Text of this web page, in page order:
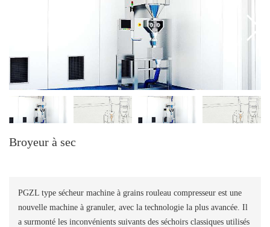
Broyeur à sec
PGZL type sécheur machine à grains rouleau compresseur est une
nouvelle machine à granuler, avec la technologie la plus avancée. Il
a surmonté les inconvénients suivants des séchoirs classiques utilisés